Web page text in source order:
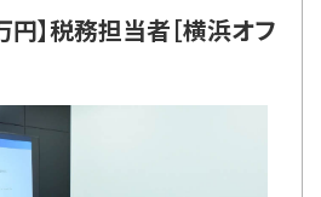
】税務担当者［横浜オフ